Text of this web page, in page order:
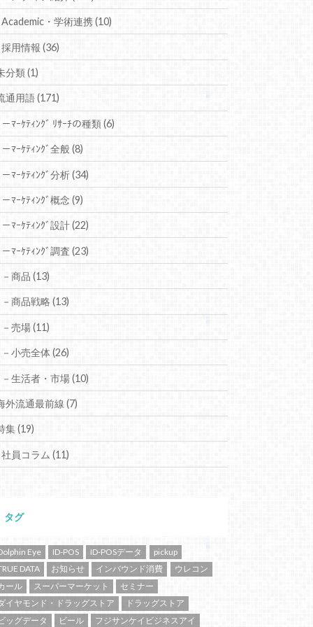
Academic・学術連携(10)
採用情報 (36)
分類(1)
通用語(171)
－ﾏｰｹﾃｨﾝｸﾞ ﾘｻｰﾁの種類(6)
－ﾏｰｹﾃｨﾝｸﾞ全般(8)
－ﾏｰｹﾃｨﾝｸﾞ分析(34)
－ﾏｰｹﾃｨﾝｸﾞ概念 (9)
－ﾏｰｹﾃｨﾝｸﾞ設計(22)
－ﾏｰｹﾃｨﾝｸﾞ調査 (23)
－商品 (13)
－商品戦略 (13)
－売場(11)
－小売全体(26)
－生活者・市場(10)
外流通最前線(7)
集(19)
社員コラム (11)
タグ
Eye ID-POS ID-POSデータ
pickup
DATA
お知らせ インバウンド消費
ウレコン
ール
スーパーマーケット
セミナー
イヤモンド・ドラッグストア
ドラッグストア
ッグデータ
ビール フジサンケイビジネスアイ